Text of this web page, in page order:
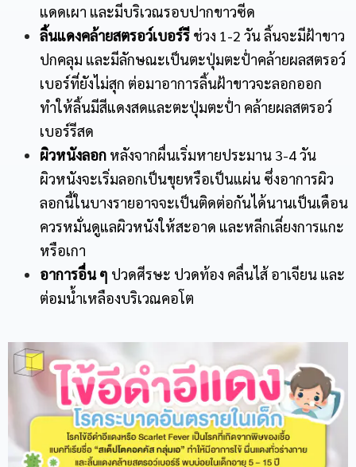
แดดเผา และมีบริเวณรอบปากขาวซีด
ลิ้นแดงคล้ายสตรอว์เบอร์รี ช่วง 1-2 วัน ลิ้นจะมีฝ้าขาว
ปกคลุม และมีลักษณะเป็นตะปุ่มตะป่ำคล้ายผลสตรอว์
เบอร์ที่ยังไม่สุก ต่อมาอาการลิ้นฝ้าขาวจะลอกออก
ทำให้ลิ้นมีสีแดงสดและตะปุ่มตะป่ำ คล้ายผลสตรอว์
เบอร์รีสด
ผิวหนังลอก หลังจากผื่นเริ่มหายประมาน 3-4 วัน
ผิวหนังจะเริ่มลอกเป็นขุยหรือเป็นแผ่น ซึ่งอาการผิว
ลอกนี้ในบางรายอาจจะเป็นติดต่อกันได้นานเป็นเดือน
ควรหมั่นดูแลผิวหนังให้สะอาด และหลีกเลี่ยงการแกะ
หรือเกา
อาการอื่น ๆ ปวดศีรษะ ปวดท้อง คลื่นไส้ อาเจียน และ
ต่อมน้ำเหลืองบริเวณคอโต